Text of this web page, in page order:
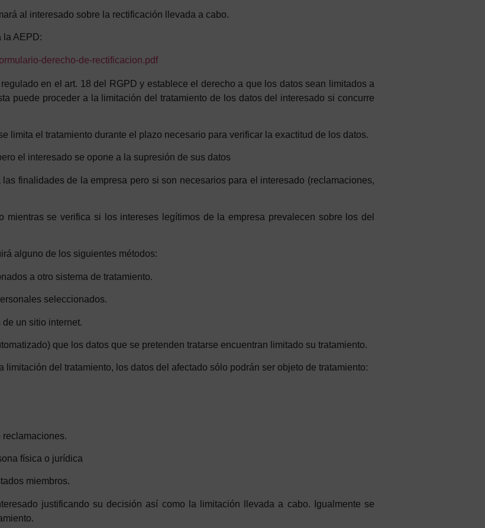
al interesado sobre la rectificación llevada a cabo.
la AEPD:
derecho-de-rectificacion.pdf
en el art. 18 del RGPD y establece el derecho a que los datos sean limitados a
puede proceder a la limitación del tratamiento de los datos del interesado si concurre
limita el tratamiento durante el plazo necesario para verificar la exactitud de los datos.
el interesado se opone a la supresión de sus datos
finalidades de la empresa pero si son necesarios para el interesado (reclamaciones,
se verifica si los intereses legítimos de la empresa prevalecen sobre los del
alguno de los siguientes métodos:
a otro sistema de tratamiento.
seleccionados.
un sitio internet.
que los datos que se pretenden tratarse encuentran limitado su tratamiento.
limitación del tratamiento, los datos del afectado sólo podrán ser objeto de tratamiento:
reclamaciones.
física o jurídica
miembros.
justificando su decisión así como la limitación llevada a cabo. Igualmente se